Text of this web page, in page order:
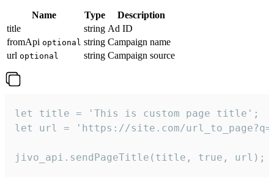
Name Type
Description
title
string Ad ID
fromApi optional string Campaign name
url optional string Campaign source
let title = 'This is custom page title';
let url = 'https://site.com/
jivo_api.sendPageTitle(title, true, url);